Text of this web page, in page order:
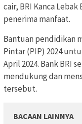
cair, BRI Kanca
penerima manfaat.
Bantuan pendidikan
Pintar (PIP) 2024
April 2024. Bank BRI
mendukung dan
tersebut.
BACAAN LAINNYA